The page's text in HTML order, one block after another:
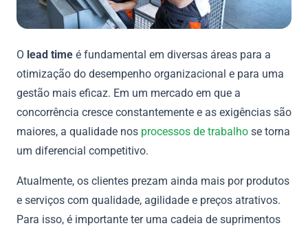
O lead time é fundamental em diversas áreas para a
otimização do desempenho organizacional e para uma
gestão mais eficaz. Em um mercado em que a
concorrência cresce constantemente e as exigências são
maiores, a qualidade nos processos de trabalho se torna
um diferencial competitivo.
Atualmente, os clientes prezam ainda mais por produtos
e serviços com qualidade, agilidade e preços atrativos.
Para isso, é importante ter uma cadeia de suprimentos